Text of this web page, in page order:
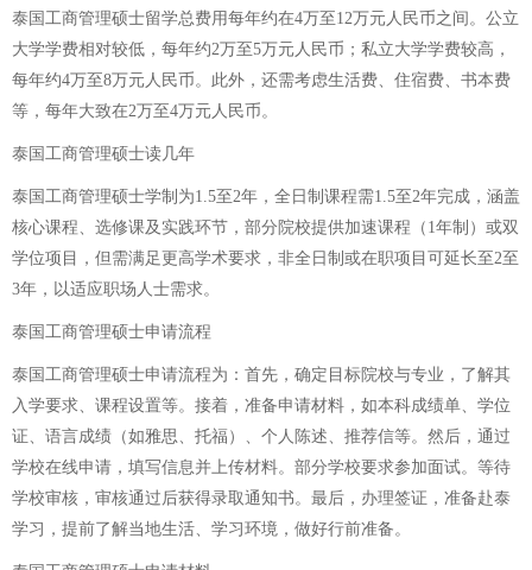
泰国工商管理硕士留学总费用每年约在4万至12万元人民币之间。公立
大学学费相对较低，每年约2万至5万元人民币；私立大学学费较高，
每年约4万至8万元人民币。此外，还需考虑生活费、住宿费、书本费
等，每年大致在2万至4万元人民币。
泰国工商管理硕士读几年
泰国工商管理硕士学制为1.5至2年，全日制课程需1.5至2年完成，涵盖
核心课程、选修课及实践环节，部分院校提供加速课程（1年制）或双
学位项目，但需满足更高学术要求，非全日制或在职项目可延长至2至
3年，以适应职场人士需求。
泰国工商管理硕士申请流程
泰国工商管理硕士申请流程为：首先，确定目标院校与专业，了解其
入学要求、课程设置等。接着，准备申请材料，如本科成绩单、学位
证、语言成绩（如雅思、托福）、个人陈述、推荐信等。然后，通过
学校在线申请，填写信息并上传材料。部分学校要求参加面试。等待
学校审核，审核通过后获得录取通知书。最后，办理签证，准备赴泰
学习，提前了解当地生活、学习环境，做好行前准备。